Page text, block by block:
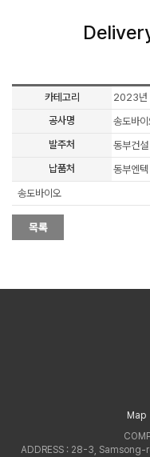
카테고리
2023년
공사명
송도바
발주처
동부건설
납품처
동부엔텍
송도바이오
Map
ADDRESS : 28-3,